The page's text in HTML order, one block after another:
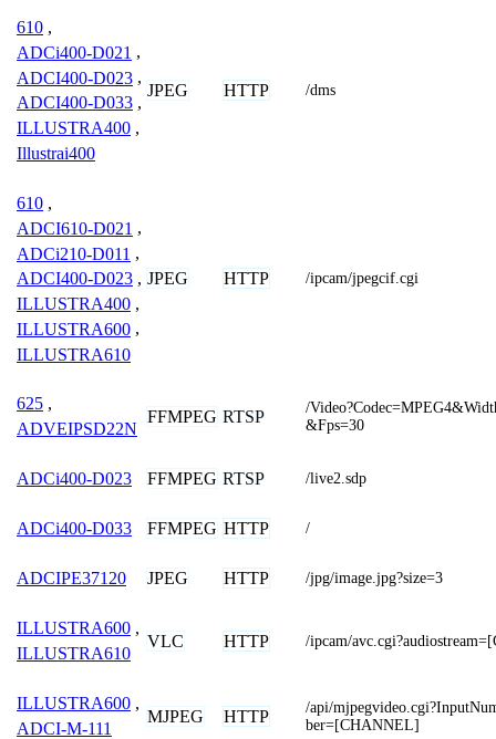
610 ,
ADCi400-D021 ,
ADCI400-D023 ,
ADCI400-D033 ,
ILLUSTRA400 ,
Illustrai400
JPEG HTTP /dms
610 ,
ADCI610-D021 ,
ADCi210-D011 ,
ADCI400-D023 ,
ILLUSTRA400 ,
ILLUSTRA600 ,
ILLUSTRA610
JPEG HTTP /ipcam/jpegcif.cgi
625 ,
ADVEIPSD22N
FFMPEG RTSP
/
&Fps=30
ADCi400-D023 FFMPEG RTSP /live2.sdp
ADCi400-D033 FFMPEG HTTP /
ADCIPE37120 JPEG HTTP /jpg/image.jpg?size=3
ILLUSTRA600 ,
ILLUSTRA610
VLC HTTP /ipcam/
ILLUSTRA600 ,
ADCI-M-111
MJPEG HTTP
/api/
ber=[CHANNEL]